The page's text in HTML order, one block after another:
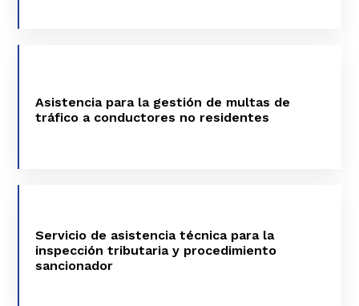
Asistencia para la gestión de multas de
tráfico a conductores no residentes
RESIDENTES
Servicio de asistencia técnica para la
inspección tributaria y procedimiento
sancionador
INSPECCIÓN TRIBUTARIA Y
PROCEDIMIENTO SANCIONADOR